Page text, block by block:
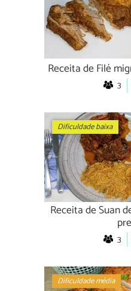
Receita de Filé
3
Dificuldade baixa
Receita de Suan
3
Dificuldade média